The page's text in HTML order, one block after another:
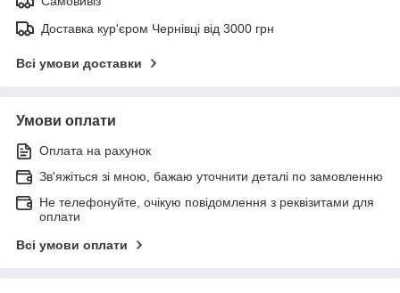
Доставка кур'єром Чернівці від 3000 грн
Всі умови доставки
Умови оплати
Оплата на рахунок
Зв'яжіться зі мною, бажаю уточнити деталі по замовленню
Не телефонуйте, очікую повідомлення з реквізитами для
оплати
Всі умови оплати